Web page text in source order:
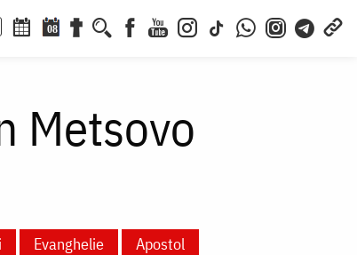
08
Metsovo
Evanghelie Apostol